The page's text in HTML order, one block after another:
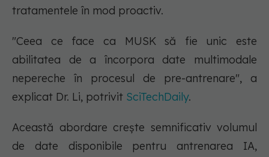
tratamentele în mod proactiv.
"Ceea ce face ca MUSK să fie unic este
abilitatea de a încorpora date multimodale
nepereche în procesul de pre-antrenare", a
explicat Dr. Li, potrivit SciTechDaily.
Această abordare crește semnificativ volumul
de date disponibile pentru antrenarea IA,